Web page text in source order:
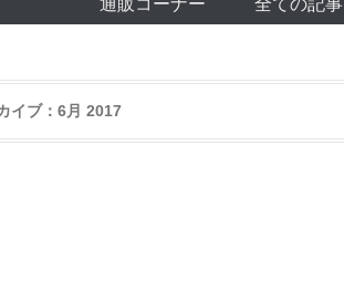
イブ： 6月 2017